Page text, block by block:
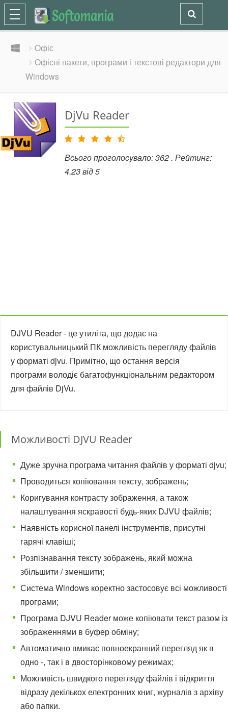
Офіс
Офісні пакети, програми і текстові редактори для
Windows
DjVu Reader
Всього проголосувало:362. Рейтинг:
4.23від5
DJVU Reader - це утиліта, що додає на
користувальницький ПК можливість перегляду файлів
у форматі djvu. Примітно, що остання версія
програми володіє багатофункціональним редактором
для файлів DjVu.
Можливості DJVU Reader
Дуже зручна програма читання файлів у форматі djvu;
Проводиться копіювання тексту, зображень;
Коригування контрасту зображення, а також
налаштування яскравості будь-яких DJVU файлів;
Наявність корисної панелі інструментів, присутні
гарячі клавіші;
Розпізнавання тексту зображень, який можна
збільшити / зменшити;
Система Windows коректно застосовує всі можливості
програми;
Програма DJVU Reader може копіювати текст разом із
зображеннями в буфер обміну;
Автоматично вмикає повноекранний перегляд як в
одно -, так і в двосторінковому режимах;
Можливість швидкого перегляду файлів і відкриття
відразу декількох електронних книг, журналів з архіву
або папки.